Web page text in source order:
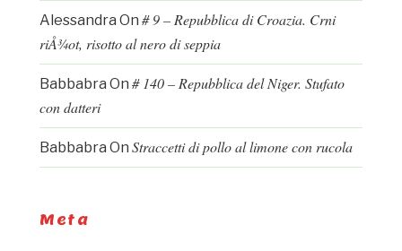
Alessandra On # 9 – Repubblica di Croazia. Crni
riÅ¾ot, risotto al nero di seppia
Babbabra On # 140 – Repubblica del Niger. Stufato
con datteri
Babbabra On Straccetti di pollo al limone con rucola
Meta